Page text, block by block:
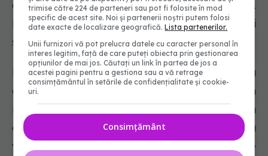
glicemiei atunci când sunt consumate în exces.
Prin urmare, este esențial să alegeți opțiuni mai
sănătoase.
Dezinformarea în lumea nutriției duce la
confuzie în rândul publicului, la neîncredere în
medici și la alegeri alimentare greșite. Natura în
continuă schimbare a științei nutriției face ca
viziunea oamenilor asupra unei diete sănătoase
trimise către 224 de parteneri sau pot fi folosite în mod
specific de acest site. Noi și partenerii noștri putem folosi
date exacte de localizare geografică.Lista partenerilor.
Unii furnizori vă pot prelucra datele cu caracter personal în
interes legitim, față de care puteți obiecta prin gestionarea
opțiunilor de mai jos. Căutați un link în partea de jos a
acestei pagini pentru a gestiona sau a vă retrage
consimțământul în setările de confidențialitate și cookie-
uri.
Consimțământ